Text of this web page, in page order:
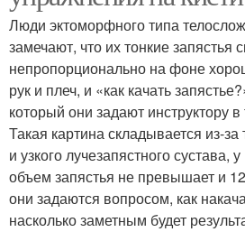
Люди эктоморфного типа
замечают, что их тонкие запястья
непропорционально на фоне
рук и плеч, и «как качать
который они задают инструктору
Такая картина складывается из-за
и узкого лучезапястного сустава,
объем запястья не превышает и
они задаются вопросом, как
насколько заметным будет